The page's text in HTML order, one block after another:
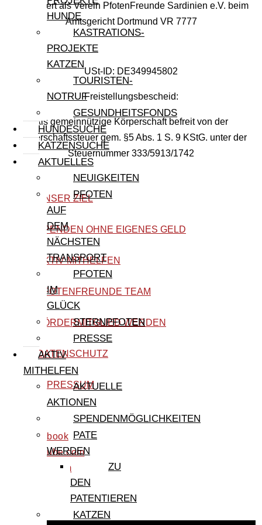
HUNDE
KASTRATIONS-
PROJEKTE
KATZEN
TOURISTEN-
NOTRUF
GESUNDHEITSFONDS
HUNDESUCHE
KATZENSUCHE
AKTUELLES
NEUIGKEITEN
PFOTEN
AUF
DEM
NÄCHSTEN
TRANSPORT
PFOTEN
IM
GLÜCK
STERNPFOTEN
PRESSE
AKTIV
MITHELFEN
AKTUELLE
AKTIONEN
SPENDENMÖGLICHKEITEN
PATE
WERDEN
ZU
DEN
PATENTIEREN
KATZEN
Registriert als Verein PfotenFreunde Sardinien e.V. beim
Amtsgericht Dortmund VR 7777
USt-ID: DE349945802
Freistellungsbescheid:
Als gemeinnützige Körperschaft befreit von der
Körperschaftssteuer gem. §5 Abs. 1 S. 9 KStG. unter der
Steuernummer 333/5913/1742
UNSER ZIEL
SPENDEN OHNE EIGENES GELD
AKTIV MITHELFEN
PFOTENFREUNDE TEAM
FÖRDERMITGLIED WERDEN
DATENSCHUTZ
IMPRESSUM
facebook
youtube.com
instagram